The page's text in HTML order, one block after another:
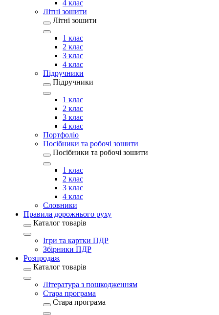
4 клас
Літні зошити
Літні зошити
1 клас
2 клас
3 клас
4 клас
Підручники
Підручники
1 клас
2 клас
3 клас
4 клас
Портфоліо
Посібники та робочі зошити
Посібники та робочі зошити
1 клас
2 клас
3 клас
4 клас
Словники
Правила дорожнього руху
Каталог товарів
Ігри та картки ПДР
Збірники ПДР
Розпродаж
Каталог товарів
Література з пошкодженням
Стара програма
Стара програма